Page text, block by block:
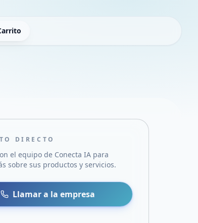
DIRECTO
el equipo de Conecta IA para
sobre sus productos y servicios.
Llamar a la empresa